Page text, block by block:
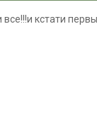
кстати